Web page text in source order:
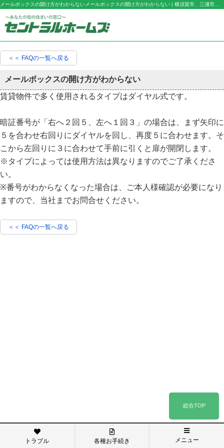
＜＜ FAQの一覧へ戻る
メールボックスの開け方がわからない
賃貸物件で多く使用されるタイプはダイヤル式です。
暗証番号が「右へ２回５、左へ１回３」の場合は、まず矢印に
５を合わせ右回りにダイヤルを回し、再度５に合わせます。そ
こから左回りに３に合わせて手前に引くと扉が開閉します。
※タイプによっては使用方法は異なりますのでご了承くださ
い。
※番号がわからなくなった場合は、ご本人様確認が必要になり
ますので、当社までお問合せください。
＜＜ FAQの一覧へ戻る
トラブル 各種お手続き メニュー
総合TOP